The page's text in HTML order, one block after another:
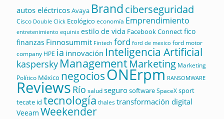
autos eléctricosAvaya Brandciberseguridad
Cisco Double Click Ecológico economía Emprendimiento
entretenimiento equinix estilo de vida Facebook Connectfico
finanzas Finnosummit Fintech ford ford de mexico ford motor
company HPE ia innovación Inteligencia Artificial
kaspersky ManagementMarketing Marketing
Político México negociosONErpm RANSOMWARE
Reviews Río saludsegurosoftwareSpaceXsport
tecate id tecnología thalestransformación digital
Veeam Weekender